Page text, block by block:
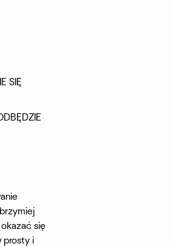
SIĘ
się
prosty i